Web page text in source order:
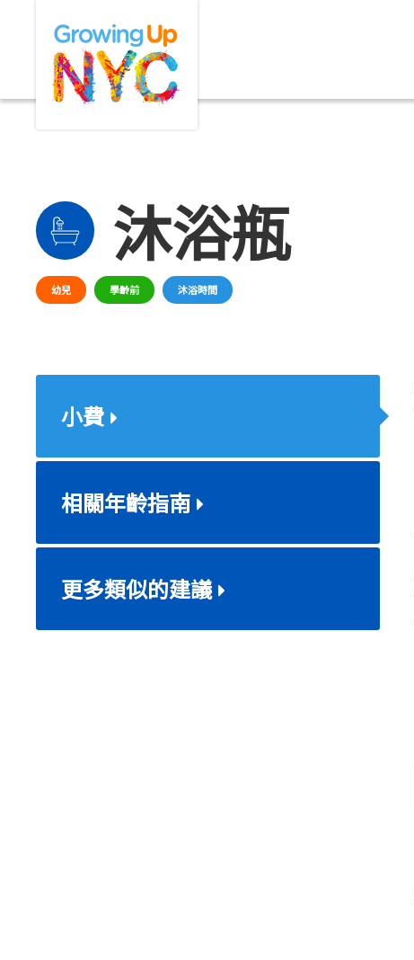
content
沐浴瓶
幼兒 學齡前 沐浴時間
小費
相關年齡指南
更多類似的建議